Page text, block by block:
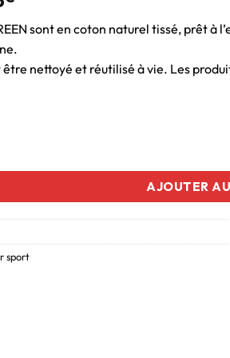
sont en coton naturel tissé, prêt à
nettoyé et réutilisé à vie. Les
AJOUTER
sport